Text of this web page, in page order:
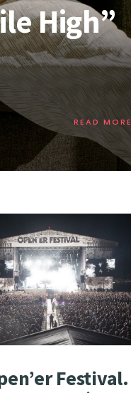
High”
READ MORE
Festival.